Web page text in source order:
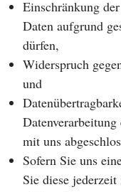
Einschränkung
Daten aufgrund
dürfen,
Widerspruch
und
mit uns
Sofern Sie uns
Sie diese